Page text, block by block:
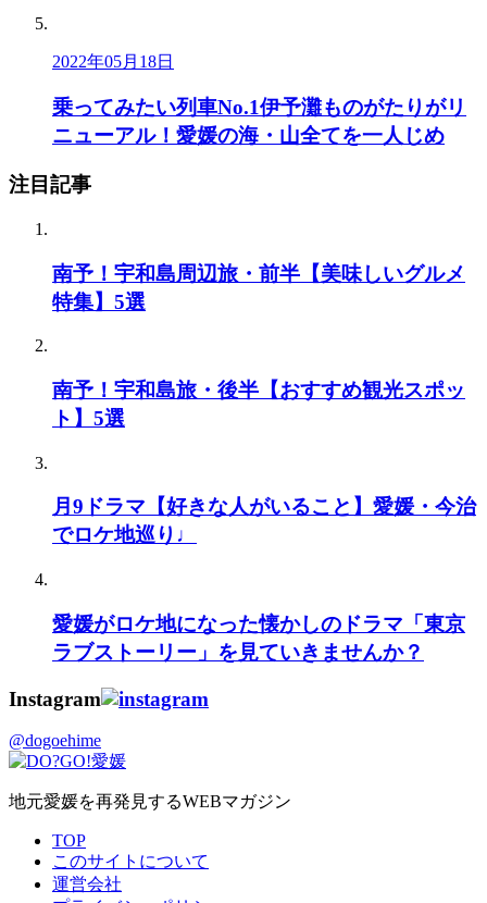
2022年05月18日
乗ってみたい列車No.1伊予灘ものがたりがリ
ニューアル！愛媛の海・山全てを一人じめ
注目記事
南予！宇和島周辺旅・前半【美味しいグルメ
特集】5選
南予！宇和島旅・後半【おすすめ観光スポッ
ト】5選
月9ドラマ【好きな人がいること】愛媛・今治
でロケ地巡り♩
愛媛がロケ地になった懐かしのドラマ「東京
ラブストーリー」を見ていきませんか？
Instagram
@dogoehime
地元愛媛を再発見するWEBマガジン
TOP
このサイトについて
運営会社